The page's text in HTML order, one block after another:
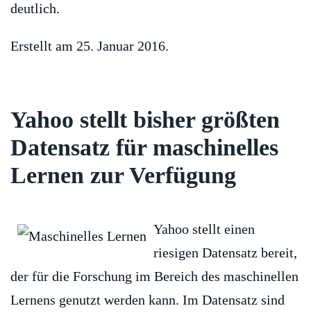
deutlich.
Erstellt am 25. Januar 2016.
Yahoo stellt bisher größten
Datensatz für maschinelles
Lernen zur Verfügung
Yahoo stellt einen
riesigen Datensatz bereit,
der für die Forschung im Bereich des maschinellen
Lernens genutzt werden kann. Im Datensatz sind